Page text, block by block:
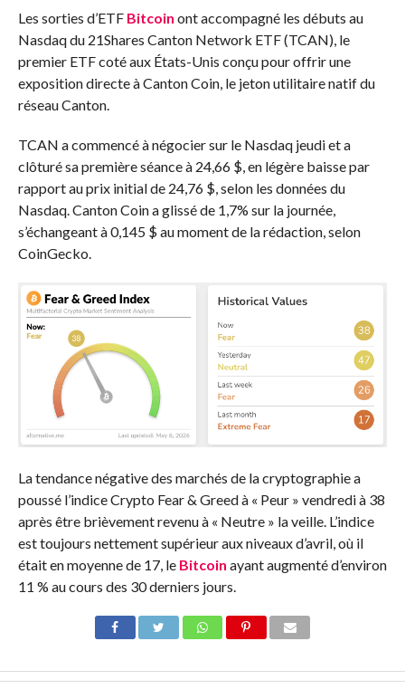
Les sorties d’ETF Bitcoin ont accompagné les débuts au
Nasdaq du 21Shares Canton Network ETF (TCAN), le
premier ETF coté aux États-Unis conçu pour offrir une
exposition directe à Canton Coin, le jeton utilitaire natif du
réseau Canton.
TCAN a commencé à négocier sur le Nasdaq jeudi et a
clôturé sa première séance à 24,66 $, en légère baisse par
rapport au prix initial de 24,76 $, selon les données du
Nasdaq. Canton Coin a glissé de 1,7% sur la journée,
s’échangeant à 0,145 $ au moment de la rédaction, selon
CoinGecko.
La tendance négative des marchés de la cryptographie a
poussé l’indice Crypto Fear & Greed à « Peur » vendredi à 38
après être brièvement revenu à « Neutre » la veille. L’indice
est toujours nettement supérieur aux niveaux d’avril, où il
était en moyenne de 17, le Bitcoin ayant augmenté d’environ
11 % au cours des 30 derniers jours.